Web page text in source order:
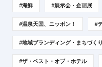
#海鮮 #展示会・企画展
#温泉天国、ニッポン！ #
#地域ブランディング・まちづく
#ザ・ベスト・オブ・ホテル